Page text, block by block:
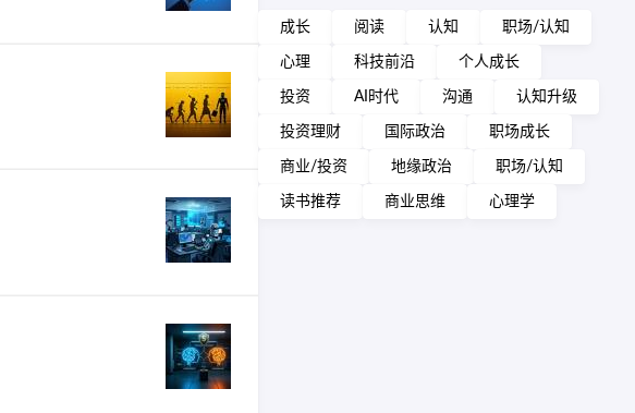
成长 阅读 认知 职场/认知
心理 科技前沿 个人成长
投资 AI时代 沟通 认知升级
投资理财 国际政治 职场成长
商业/投资 地缘政治 职场/认知
读书推荐 商业思维 心理学